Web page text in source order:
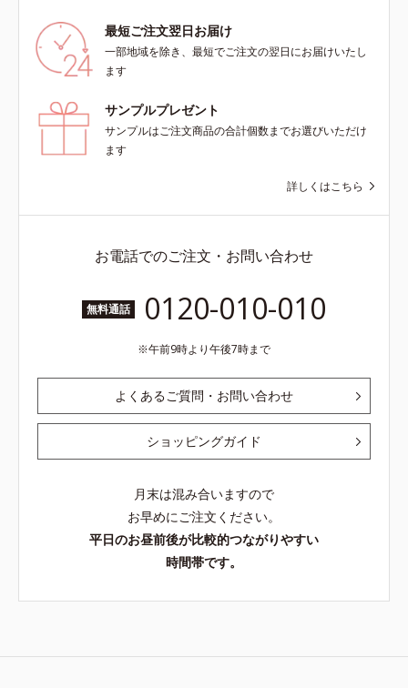
最短ご注文翌日お届け
一部地域を除き、最短でご注文の翌日にお届けいたし
ます
サンプルプレゼント
サンプルはご注文商品の合計個数までお選びいただけ
ます
詳しくはこちら
お電話でのご注文・お問い合わせ
無料通話 0120-010-010
午前9時より午後7時まで
よくあるご質問・お問い合わせ
ショッピングガイド
月末は混み合いますので
お早めにご注文ください。
平日のお昼前後が比較的つながりやすい
時間帯です。